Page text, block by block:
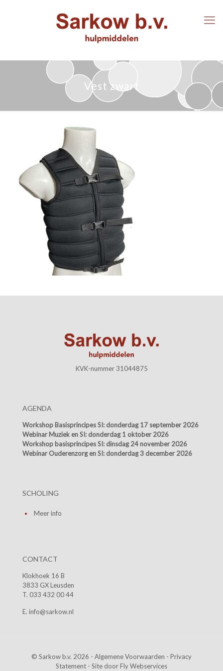
Vest zwart
KVK-nummer 31044875
AGENDA
Workshop Basisprincipes SI: donderdag 17 september 2026
Webinar Muziek en SI: donderdag 1 oktober 2026
Workshop basisprincipes SI: dinsdag 24 november 2026
Webinar Ouderenzorg en SI: donderdag 3 december 2026
SCHOLING
Meer info
CONTACT
Klokhoek 16 B
3833 GX Leusden
T. 033 432 00 44
E. info@sarkow.nl
© Sarkow b.v. 2026 - Algemene Voorwaarden - Privacy
Statement - Site doorFly Webservices